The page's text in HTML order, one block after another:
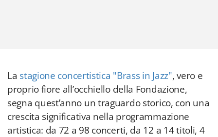
La stagione concertistica "Brass in Jazz", vero e
proprio fiore all’occhiello della Fondazione,
segna quest’anno un traguardo storico, con una
crescita significativa nella programmazione
artistica: da 72 a 98 concerti, da 12 a 14 titoli, 4